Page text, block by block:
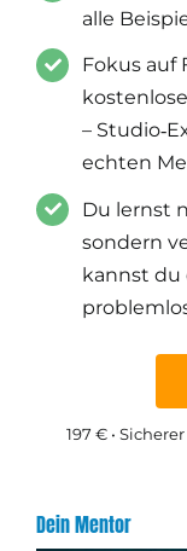
alle
Fokus auf
–
echten
Du lernst
sondern
kannst du
197 € •
Dein Mentor